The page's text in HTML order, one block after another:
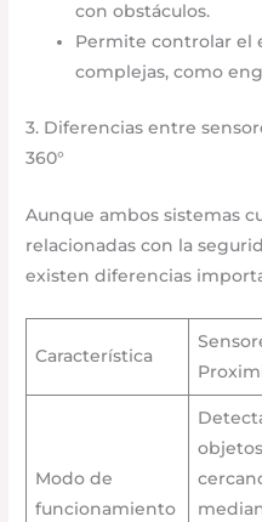
con obstáculos.
Permite controlar el
complejas, como
3. Diferencias entre
360°
Aunque ambos sistemas
relacionadas con la
existen diferencias
Característica
Modo de
funcionamiento
objetos